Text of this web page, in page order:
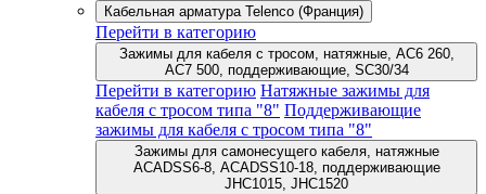
Кабельная арматура Telenco (Франция)
Перейти в категорию
Зажимы для кабеля с тросом, натяжные, AC6 260,
AC7 500, поддерживающие, SC30/34
Перейти в категорию Натяжные зажимы для
кабеля с тросом типа "8" Поддерживающие
зажимы для кабеля с тросом типа "8"
Зажимы для самонесущего кабеля, натяжные
ACADSS6-8, ACADSS10-18, поддерживающие
JHC1015, JHC1520